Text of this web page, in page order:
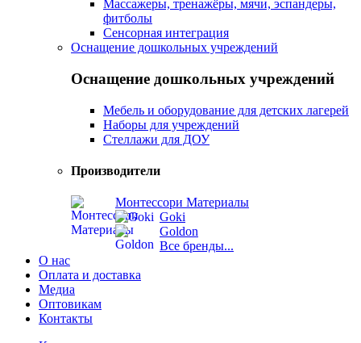
Массажеры, тренажёры, мячи, эспандеры,
фитболы
Сенсорная интеграция
Оснащение дошкольных учреждений
Оснащение дошкольных учреждений
Мебель и оборудование для детских лагерей
Наборы для учреждений
Стеллажи для ДОУ
Производители
Монтессори Материалы
Goki
Goldon
Все бренды...
О нас
Оплата и доставка
Медиа
Оптовикам
Контакты